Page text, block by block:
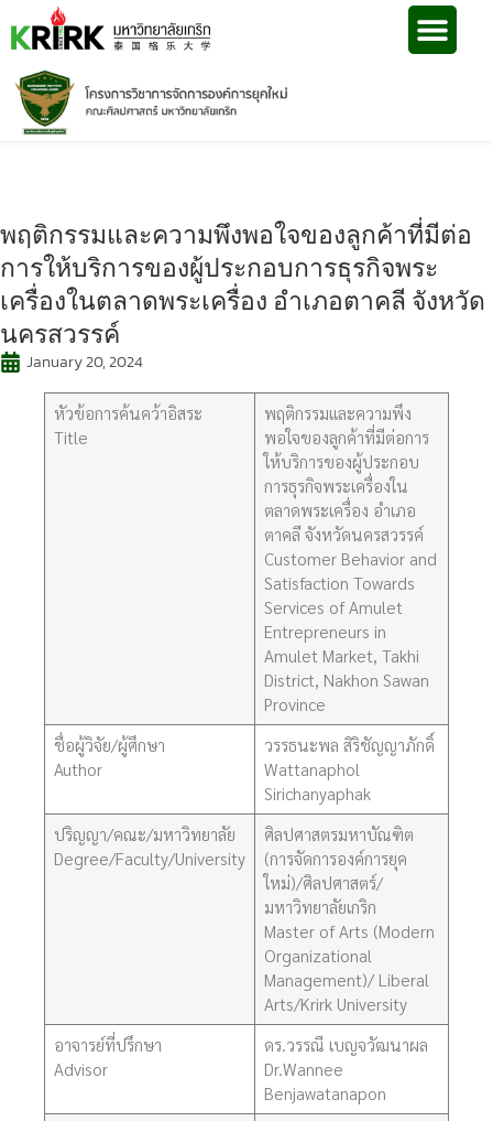
พฤติกรรมและความพึงพอใจของลูกค้าที่มีต่อ
การให้บริการของผู้ประกอบการธุรกิจพระ
เครื่องในตลาดพระเครื่อง อำเภอตาคลี จังหวัด
นครสวรรค์
January 20, 2024
หัวข้อการค้นคว้าอิสระ
Title
พฤติกรรมและความพึง
พอใจของลูกค้าที่มีต่อการ
ให้บริการของผู้ประกอบ
การธุรกิจพระเครื่องใน
ตลาดพระเครื่อง อำเภอ
ตาคลี จังหวัดนครสวรรค์
Customer Behavior and
Satisfaction Towards
Services of Amulet
Entrepreneurs in
Amulet Market, Takhi
District, Nakhon Sawan
Province
ชื่อผู้วิจัย/ผู้ศึกษา
Author
วรรธนะพล สิริชัญญาภักดิ์
Wattanaphol
Sirichanyaphak
ปริญญา/คณะ/มหาวิทยาลัย
Degree/Faculty/University
ศิลปศาสตรมหาบัณฑิต
(การจัดการองค์การยุค
ใหม่)/ศิลปศาสตร์/
มหาวิทยาลัยเกริก
Master of Arts (Modern
Organizational
Management)/ Liberal
Arts/Krirk University
อาจารย์ที่ปรึกษา
Advisor
ดร.วรรณี เบญจวัฒนาผล
Dr.Wannee
Benjawatanapon